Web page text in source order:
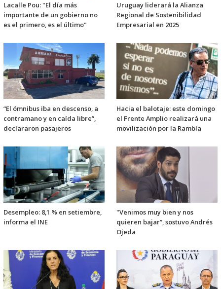
Lacalle Pou: "El día más
importante de un gobierno no
es el primero, es el último"
Uruguay liderará la Alianza
Regional de Sostenibilidad
Empresarial en 2025
“El ómnibus iba en descenso, a
contramano y en caída libre”,
declararon pasajeros
Hacia el balotaje: este domingo
el Frente Amplio realizará una
movilización por la Rambla
Desempleo: 8,1 % en setiembre,
informa el INE
"Venimos muy bien y nos
quieren bajar”, sostuvo Andrés
Ojeda